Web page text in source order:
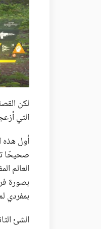
لكن
التي
أول هذه
صحيحًا
العالم
بصورة
بمفردي
الشئ